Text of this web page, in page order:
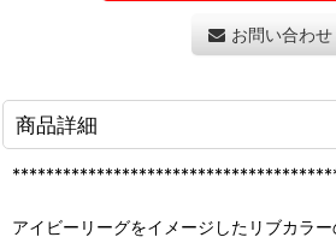
お問い合わせ
商品詳細
アイビーリーグをイメージしたリブカラー